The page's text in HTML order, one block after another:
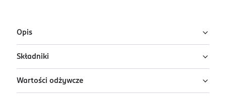
Opis
Odżywcza formuła na bazie mleka junior dla
przedszkolaka Bebilon PROfutura DUOBIOTIK 5
wzbogacona w witaminy i składniki mineralne.
Składniki
Laktoza zmleka, galaktooligosacharydy GOS (17%) z
Wartości odżywcze